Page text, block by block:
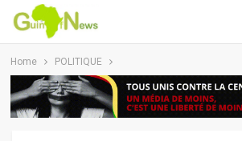
Home POLITIQUE